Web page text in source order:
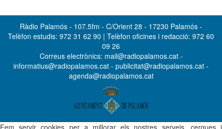
Ràdio Palamós - 107.5fm - C/Orient 28 - 17230 Palamós -
Telèfon estudis: 972 31 62 90 | Telèfon oficines i redacció: 972 60
09 26
Correus electrònics: mail@radiopalamos.cat -
informatius@radiopalamos.cat - publicitat@radiopalamos.cat -
agenda@radiopalamos.cat